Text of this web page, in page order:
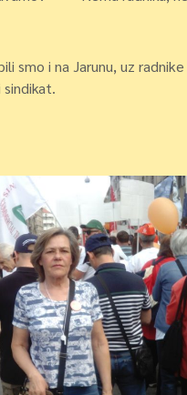
smo i na Jarunu, uz radnike
sindikat.